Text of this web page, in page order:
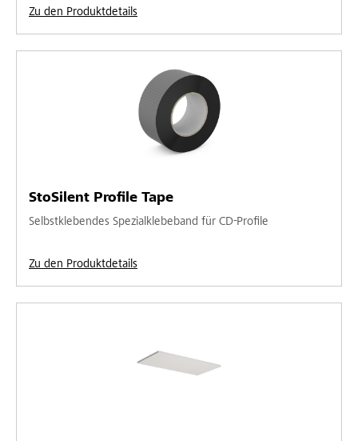
Zu den Produktdetails
StoSilent Profile Tape
Selbstklebendes Spezialklebeband für CD-Profile
Zu den Produktdetails